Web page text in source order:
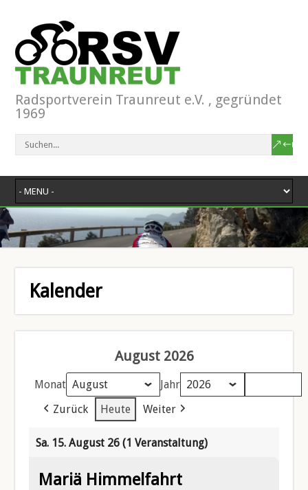
Radsportverein Traunreut e.V. , gegründet
1969
Kalender
August 2026
Monat
Jahr
Zurück
Heute Weiter
Sa. 15. August 26(1 Veranstaltung)
Mariä Himmelfahrt